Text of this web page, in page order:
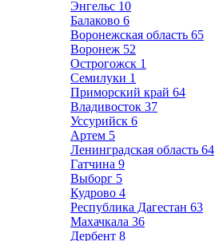
Энгельс 10
Балаково 6
Воронежская область 65
Воронеж 52
Острогожск 1
Семилуки 1
Приморский край 64
Владивосток 37
Уссурийск 6
Артем 5
Ленинградская область 64
Гатчина 9
Выборг 5
Кудрово 4
Республика Дагестан 63
Махачкала 36
Дербент 8